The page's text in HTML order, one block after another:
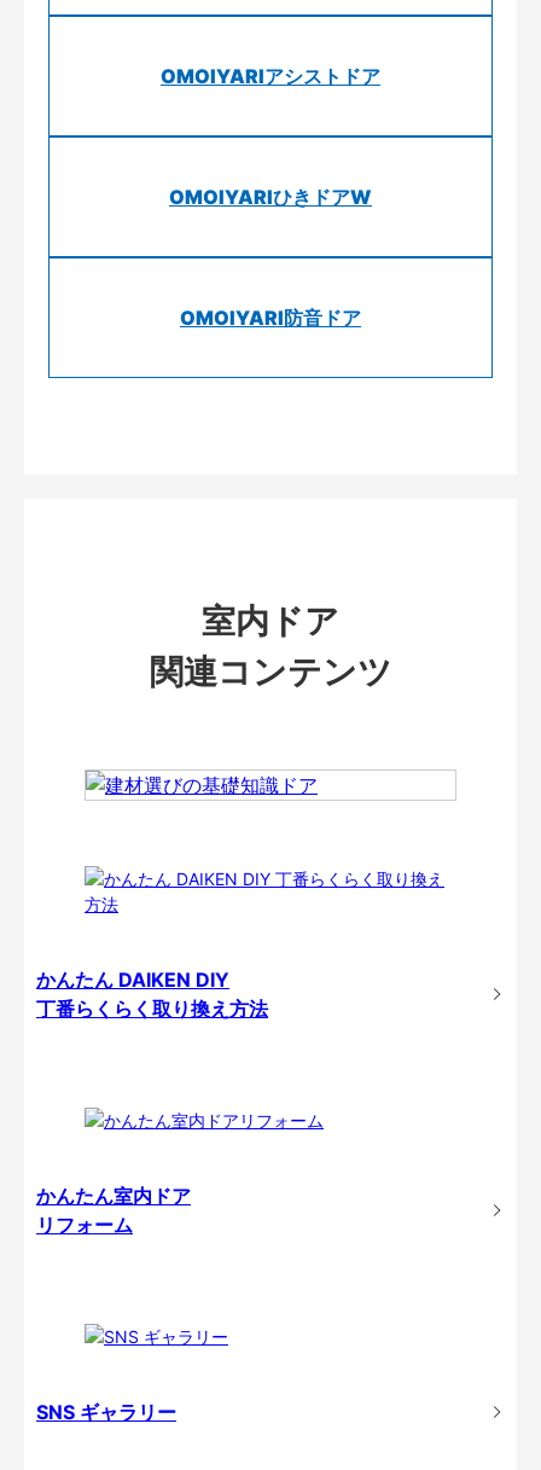
OMOIYARIアシストドア
OMOIYARIひきドアW
OMOIYARI防音ドア
室内ドア
関連コンテンツ
かんたん DAIKEN DIY
丁番らくらく取り換え方法
かんたん室内ドア
リフォーム
SNS ギャラリー